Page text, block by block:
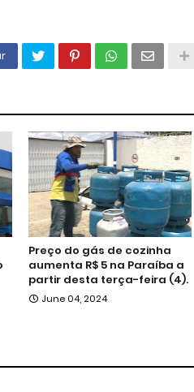
Preço do gás de cozinha
aumenta R$ 5 na Paraíba a
partir desta terça-feira (4).
June 04, 2024